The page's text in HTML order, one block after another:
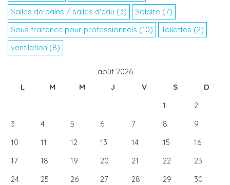
Salles de bains / salles d'eau (3) Solaire (7)
Sous traitance pour professionnels (10) Toilettes (2)
ventilation (8)
août 2026
L
M M J V S
D
1
2
3
4 5 6 7 8
9
10
11 12 13 14 15
16
17
18 19 20 21 22
23
24
25 26 27 28 29
30